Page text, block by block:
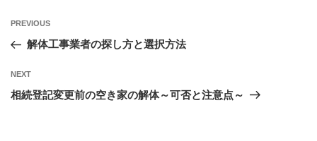
投
ナ
ビ
Previous
Post
PREVIOUS
解体工事業者の探し方と選択方法
Next
Post
NEXT
相続登記変更前の空き家の解体～可否と注意点～